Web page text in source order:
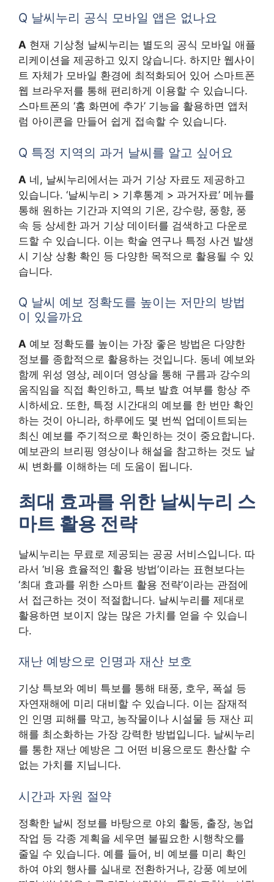
Q 날씨누리 공식 모바일 앱은 없나요
A 현재 기상청 날씨누리는 별도의 공식 모바일 애플
리케이션을 제공하고 있지 않습니다. 하지만 웹사이
트 자체가 모바일 환경에 최적화되어 있어 스마트폰
웹 브라우저를 통해 편리하게 이용할 수 있습니다.
스마트폰의 ‘홈 화면에 추가’ 기능을 활용하면 앱처
럼 아이콘을 만들어 쉽게 접속할 수 있습니다.
Q 특정 지역의 과거 날씨를 알고 싶어요
A 네, 날씨누리에서는 과거 기상 자료도 제공하고
있습니다. ‘날씨누리 > 기후통계 > 과거자료’ 메뉴를
통해 원하는 기간과 지역의 기온, 강수량, 풍향, 풍
속 등 상세한 과거 기상 데이터를 검색하고 다운로
드할 수 있습니다. 이는 학술 연구나 특정 사건 발생
시 기상 상황 확인 등 다양한 목적으로 활용될 수 있
습니다.
Q 날씨 예보 정확도를 높이는 저만의 방법
이 있을까요
A 예보 정확도를 높이는 가장 좋은 방법은 다양한
정보를 종합적으로 활용하는 것입니다. 동네 예보와
함께 위성 영상, 레이더 영상을 통해 구름과 강수의
움직임을 직접 확인하고, 특보 발효 여부를 항상 주
시하세요. 또한, 특정 시간대의 예보를 한 번만 확인
하는 것이 아니라, 하루에도 몇 번씩 업데이트되는
최신 예보를 주기적으로 확인하는 것이 중요합니다.
예보관의 브리핑 영상이나 해설을 참고하는 것도 날
씨 변화를 이해하는 데 도움이 됩니다.
최대 효과를 위한 날씨누리 스
마트 활용 전략
날씨누리는 무료로 제공되는 공공 서비스입니다. 따
라서 ‘비용 효율적인 활용 방법’이라는 표현보다는
‘최대 효과를 위한 스마트 활용 전략’이라는 관점에
서 접근하는 것이 적절합니다. 날씨누리를 제대로
활용하면 보이지 않는 많은 가치를 얻을 수 있습니
다.
재난 예방으로 인명과 재산 보호
기상 특보와 예비 특보를 통해 태풍, 호우, 폭설 등
자연재해에 미리 대비할 수 있습니다. 이는 잠재적
인 인명 피해를 막고, 농작물이나 시설물 등 재산 피
해를 최소화하는 가장 강력한 방법입니다. 날씨누리
를 통한 재난 예방은 그 어떤 비용으로도 환산할 수
없는 가치를 지닙니다.
시간과 자원 절약
정확한 날씨 정보를 바탕으로 야외 활동, 출장, 농업
작업 등 각종 계획을 세우면 불필요한 시행착오를
줄일 수 있습니다. 예를 들어, 비 예보를 미리 확인
하여 야외 행사를 실내로 전환하거나, 강풍 예보에